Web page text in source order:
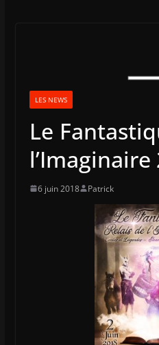
LES NEWS
Le
l’Imaginaire
6 juin 2018 Patrick